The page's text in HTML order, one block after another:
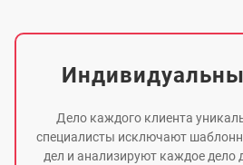
Дело каждого клиента
специалисты исключают
дел и анализируют каждое дело